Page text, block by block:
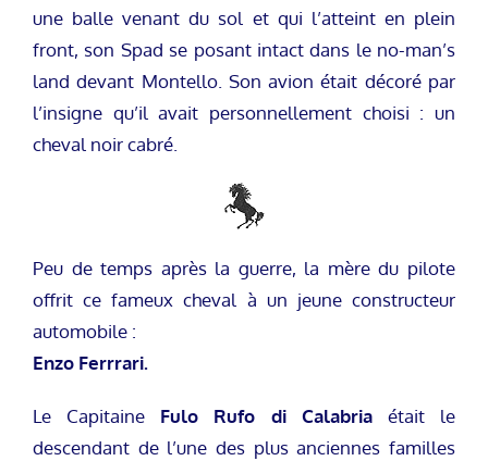
une balle venant du sol et qui l’atteint en plein
front, son Spad se posant intact dans le no-man’s
land devant Montello. Son avion était décoré par
l’insigne qu’il avait personnellement choisi : un
cheval noir cabré.
Peu de temps après la guerre, la mère du pilote
offrit ce fameux cheval à un jeune constructeur
automobile :
Enzo Ferrrari.
Le Capitaine Fulo Rufo di Calabriaétait le
descendant de l’une des plus anciennes familles